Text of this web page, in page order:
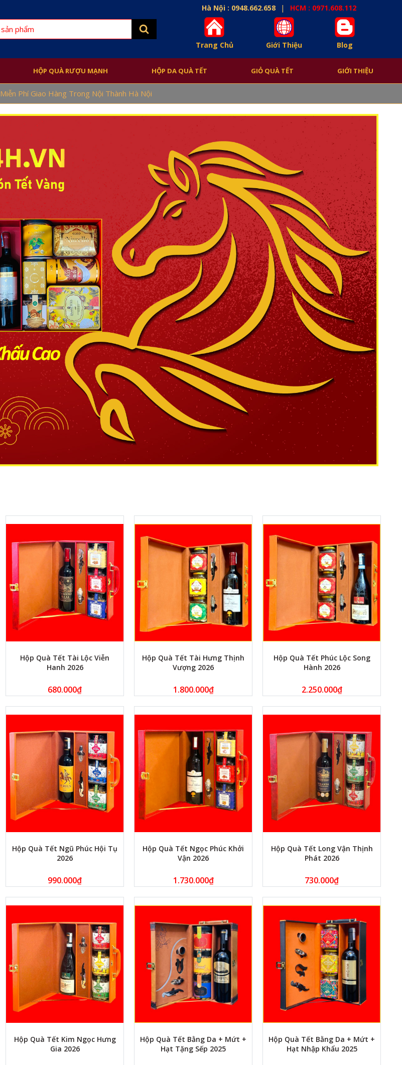
Hà Nội : 0948.662.658 | HCM : 0971.608.112
Trang Chủ Giới Thiệu Blog
HỘP QUÀ RƯỢU MẠNH HỘP DA QUÀ TẾT GIỎ QUÀ TẾT GIỚI THIỆU
Miễn Phí Giao Hàng Trong Nội Thành Hà Nội
Hộp Quà Tết Tài Lộc Viễn
Hanh 2026
680.000₫
Hộp Quà Tết Tài Hưng Thịnh
Vượng 2026
1.800.000₫
Hộp Quà Tết Phúc Lộc Song
Hành 2026
2.250.000₫
Hộp Quà Tết Ngũ Phúc Hội Tụ
2026
990.000₫
Hộp Quà Tết Ngọc Phúc Khởi
Vận 2026
1.730.000₫
Hộp Quà Tết Long Vận Thịnh
Phát 2026
730.000₫
Hộp Quà Tết Kim Ngọc Hưng
Gia 2026
Hộp Quà Tết Bằng Da + Mứt +
Hạt Tặng Sếp 2025
Hộp Quà Tết Bằng Da + Mứt +
Hạt Nhập Khẩu 2025